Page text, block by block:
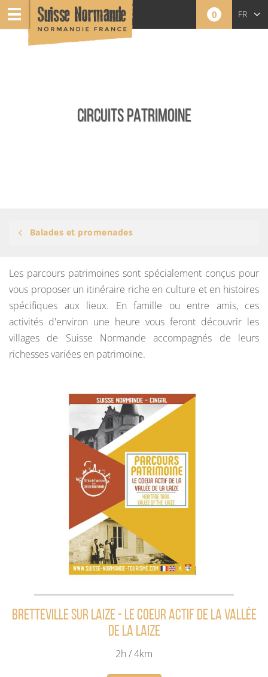
0 FR
CIRCUITS PATRIMOINE
Balades et promenades
Les parcours patrimoines sont spécialement conçus pour
vous proposer un itinéraire riche en culture et en histoires
spécifiques aux lieux. En famille ou entre amis, ces
activités d'environ une heure vous feront découvrir les
villages de Suisse Normande accompagnés de leurs
richesses variées en patrimoine.
Bretteville sur Laize - Le coeur actif de la vallée
de la Laize
2h / 4km